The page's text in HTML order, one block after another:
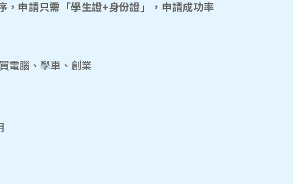
，申請只需「學生證+身份證」，申請成功率
電腦、學車、創業